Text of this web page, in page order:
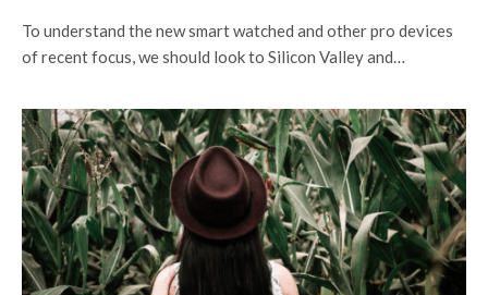
To understand the new smart watched and other pro devices
of recent focus, we should look to Silicon Valley and…